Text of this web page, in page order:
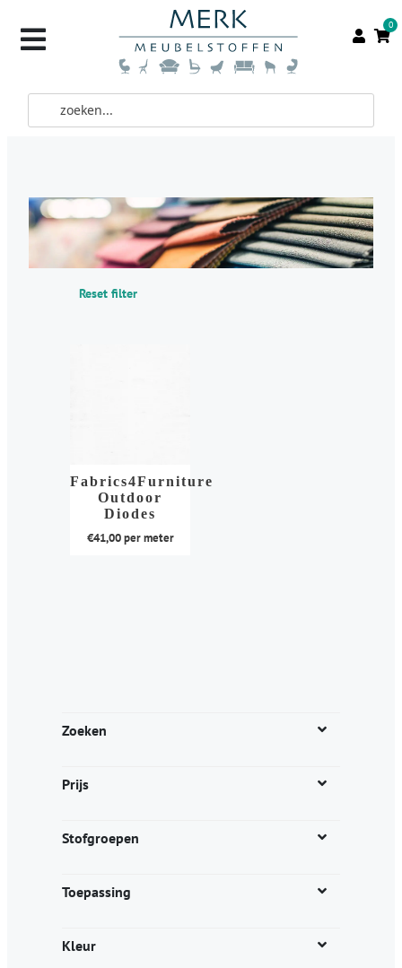
0
Zoeken
Prijs
Stofgroepen
Toepassing
Kleur
Reset filter
Fabrics4Furniture
Outdoor
Diodes
€41,00per meter
kan
op
productpagina